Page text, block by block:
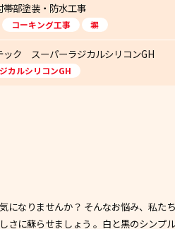
部塗装・防水工事
コーキング工事 塀
ック スーパーラジカルシリコンGH
カルシリコンGH
になりませんか？ そんなお悩み、私
さに蘇らせましょう 。白と黒のシン